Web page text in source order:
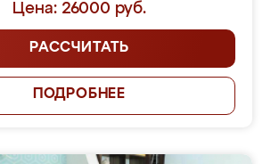
Цена: 26000 руб.
РАССЧИТАТЬ
ПОДРОБНЕЕ